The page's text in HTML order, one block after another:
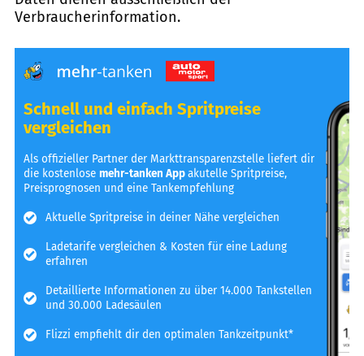
Verbraucherinformation.
Schnell und einfach Spritpreise
vergleichen
Als offizieller Partner der Markttransparenzstelle liefert dir
die kostenlosemehr-tanken Appakutelle Spritpreise,
Preisprognosen und eine Tankempfehlung
Aktuelle Spritpreise in deiner Nähe vergleichen
Ladetarife vergleichen & Kosten für eine Ladung
erfahren
Detaillierte Informationen zu über 14.000 Tankstellen
und 30.000 Ladesäulen
Flizzi empfiehlt dir den optimalen Tankzeitpunkt*